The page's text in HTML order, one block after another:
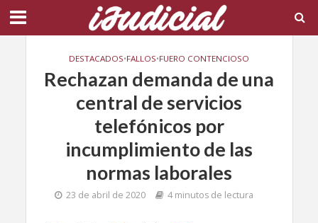
DESTACADOS•FALLOS•FUERO CONTENCIOSO
Rechazan demanda de una
central de servicios
telefónicos por
incumplimiento de las
normas laborales
23 de abril de 2020 4 minutos de lectura